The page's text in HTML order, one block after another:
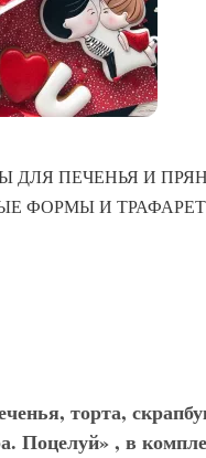
ДЛЯ ПЕЧЕНЬЯ И
ФОРМЫ И
торта,
Поцелуй» , в